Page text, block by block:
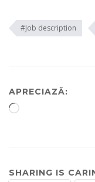
#Job description
APRECIAZĂ:
Încarc...
SHARING IS